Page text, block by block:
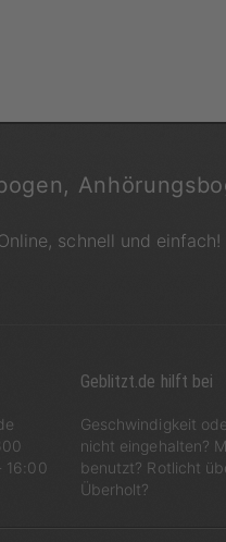
schnell und einfach!
16:00
Geblitzt.de hilft bei
Geschwindigkeit
nicht eingehalten?
benutzt? Rotlicht
Überholt?